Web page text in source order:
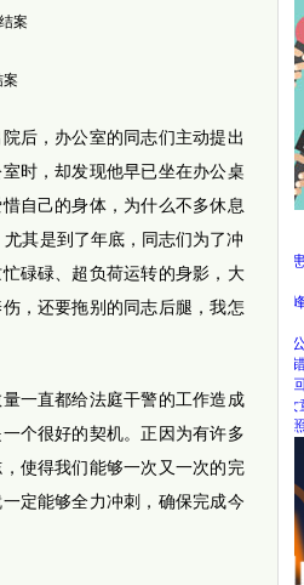
案
后，办公室的同志们主动提出
时，却发现他早已坐在办公桌
自己的身体，为什么不多休息
其是到了年底，同志们为了冲
碌碌、超负荷运转的身影，大
，还要拖别的同志后腿，我怎
一直都给法庭干警的工作造成
个很好的契机。正因为有许多
使得我们能够一次又一次的完
定能够全力冲刺，确保完成今
i新闻
坚强女孩
完全长大
暖！早高
事发郑州
外地乘客
跨越千里
郑州3岁女
七旬老人